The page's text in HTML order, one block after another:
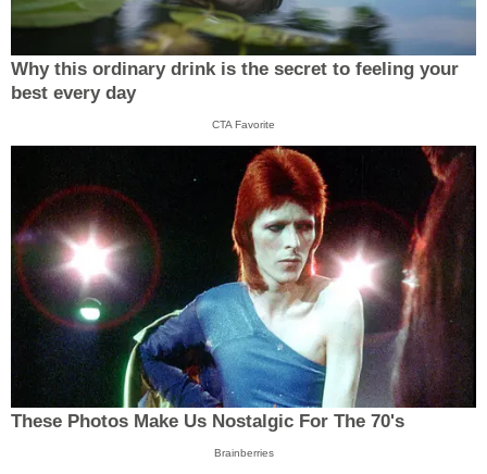
Why this ordinary drink is the secret to feeling your
best every day
CTA Favorite
These Photos Make Us Nostalgic For The 70's
Brainberries